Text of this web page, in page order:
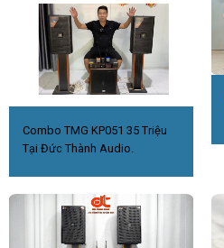
Combo TMG KP051 35 Triệu
Tại Đức Thành Audio.